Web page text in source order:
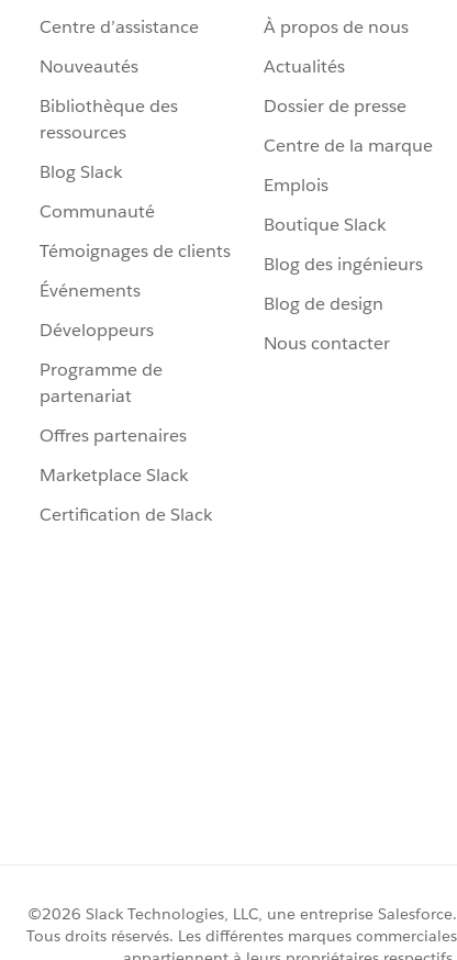
Centre d’assistance
Nouveautés
Bibliothèque des
ressources
Blog Slack
Communauté
Témoignages de clients
Événements
Développeurs
Programme de
partenariat
Offres partenaires
Marketplace Slack
Certification de Slack
À propos de nous
Actualités
Dossier de presse
Centre de la marque
Emplois
Boutique Slack
Blog des ingénieurs
Blog de design
Nous contacter
©2026 Slack Technologies, LLC, une entreprise Salesforce.
Tous droits réservés. Les différentes marques commerciales